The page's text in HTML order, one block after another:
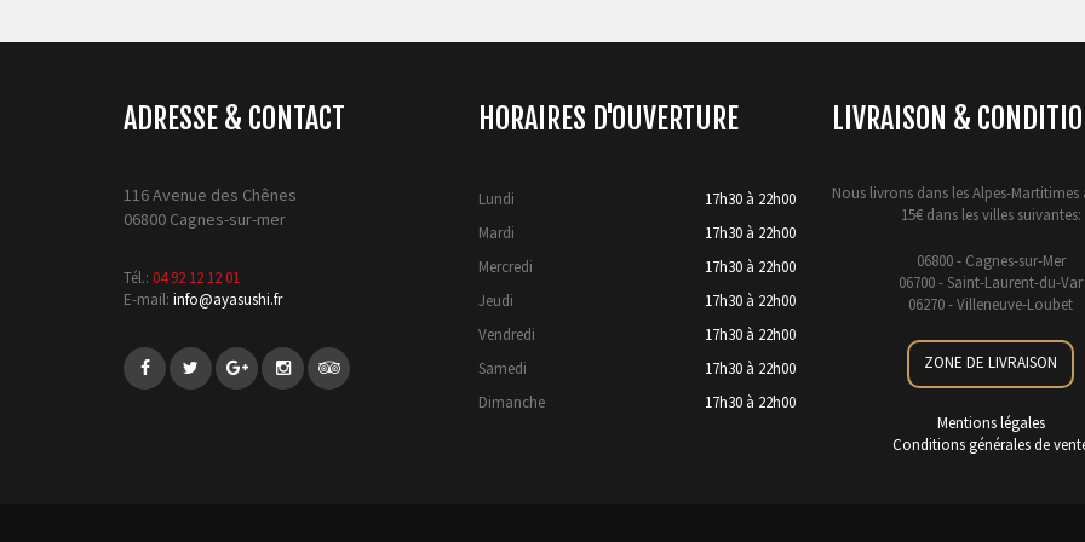
ADRESSE & CONTACT
116 Avenue des Chênes
06800 Cagnes-sur-mer
Tél.: 04 92 12 12 01
E-mail: info@ayasushi.fr
HORAIRES D'OUVERTURE
Lundi
17h30 à 22h00
Mardi
17h30 à 22h00
Mercredi
17h30 à 22h00
Jeudi
17h30 à 22h00
Vendredi
17h30 à 22h00
Samedi
17h30 à 22h00
Dimanche
17h30 à 22h00
LIVRAISON &
Nous livrons dans les Alpes-
15€ dans les villes suivantes:
06800 - Cagnes-sur-Mer
06700 - Saint-Laurent-du-Var
06270 - Villeneuve-Loubet
ZONE DE LIVRAISON
Mentions légales
Conditions générales de